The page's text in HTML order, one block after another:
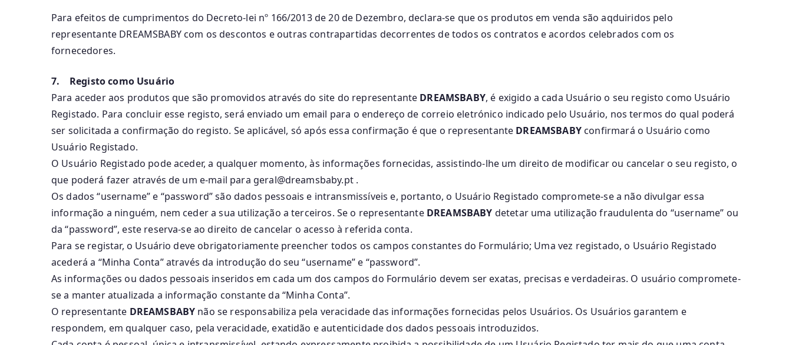
Para efeitos de cumprimentos do Decreto-lei nº 166/2013 de 20 de Dezembro, declara-se que os produtos em venda são aqduiridos pelo
representante DREAMSBABY com os descontos e outras contrapartidas decorrentes de todos os contratos e acordos celebrados com os
fornecedores.
7. Registo como Usuário
Para aceder aos produtos que são promovidos através do site do representante DREAMSBABY, é exigido a cada Usuário o seu registo como Usuário
Registado. Para concluir esse registo, será enviado um email para o endereço de correio eletrónico indicado pelo Usuário, nos termos do qual poderá
ser solicitada a confirmação do registo. Se aplicável, só após essa confirmação é que o representante DREAMSBABYconfirmará o Usuário como
Usuário Registado.
O Usuário Registado pode aceder, a qualquer momento, às informações fornecidas, assistindo-lhe um direito de modificar ou cancelar o seu registo, o
que poderá fazer através de um e-mail para geral@dreamsbaby.pt .
Os dados “username” e “password” são dados pessoais e intransmissíveis e, portanto, o Usuário Registado compromete-se a não divulgar essa
informação a ninguém, nem ceder a sua utilização a terceiros. Se o representante DREAMSBABY detetar uma utilização fraudulenta do “username” ou
da “password”, este reserva-se ao direito de cancelar o acesso à referida conta.
Para se registar, o Usuário deve obrigatoriamente preencher todos os campos constantes do Formulário; Uma vez registado, o Usuário Registado
acederá a “Minha Conta” através da introdução do seu “username” e “password”.
As informações ou dados pessoais inseridos em cada um dos campos do Formulário devem ser exatas, precisas e verdadeiras. O usuário compromete-
se a manter atualizada a informação constante da “Minha Conta”.
O representante DREAMSBABY não se responsabiliza pela veracidade das informações fornecidas pelos Usuários. Os Usuários garantem e
respondem, em qualquer caso, pela veracidade, exatidão e autenticidade dos dados pessoais introduzidos.